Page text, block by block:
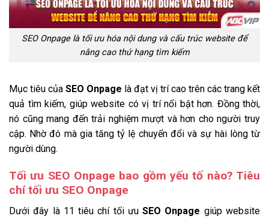
SEO Onpage là tối ưu hóa nội dung và cấu trúc website để
nâng cao thứ hạng tìm kiếm
Mục tiêu của SEO Onpage là đạt vị trí cao trên các trang kết
quả tìm kiếm, giúp website có vị trí nổi bật hơn. Đồng thời,
nó cũng mang đến trải nghiệm mượt và hơn cho người truy
cập. Nhờ đó mà gia tăng tỷ lệ chuyển đổi và sự hài lòng từ
người dùng.
Tối ưu SEO Onpage bao gồm yếu tố nào? Tiêu
chí tối ưu SEO Onpage
Dưới đây là 11 tiêu chí tối ưuSEO Onpage giúp website